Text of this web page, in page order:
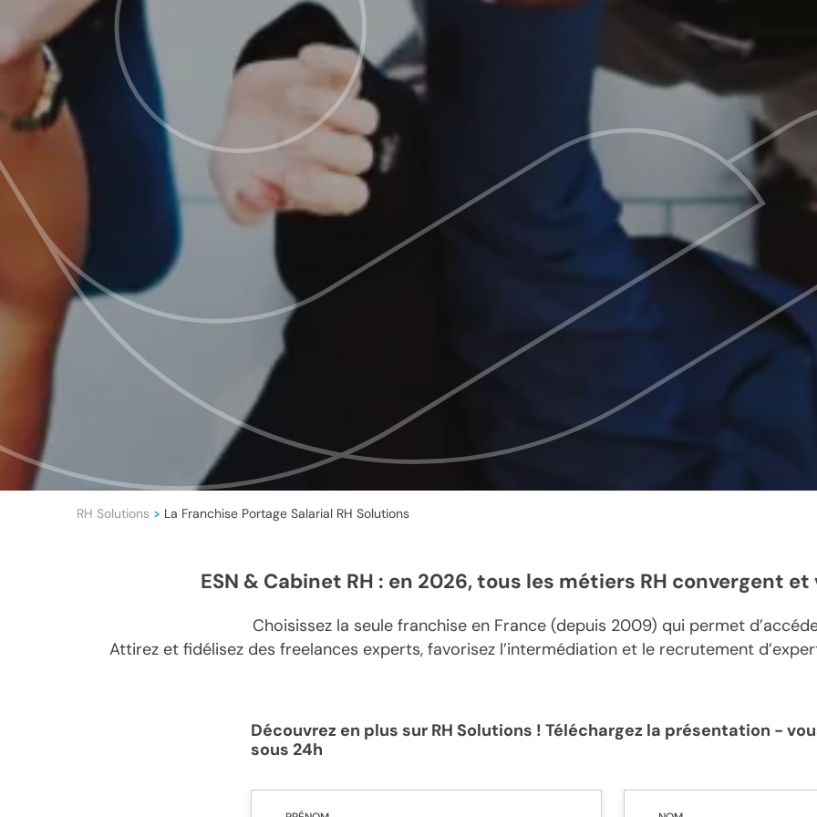
RH Solutions > La Franchise Portage Salarial RH Solutions
ESN & Cabinet RH : en 2026, tous les métiers RH convergent et
Choisissez la seule franchise en France (depuis 2009) qui permet
Attirez et fidélisez des freelances experts, favorisez l’intermédiation et le recrutement
Découvrez en plus sur RH Solutions ! Téléchargez la présentation -
sous 24h